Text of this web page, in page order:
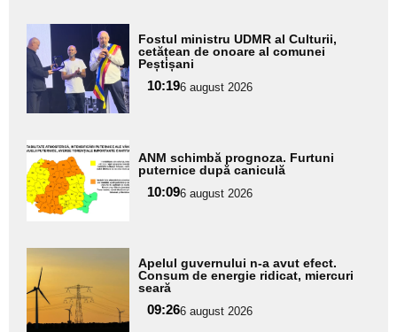
Adaugă
aici textul
pentru
subtitlu
Fostul ministru UDMR al Culturii,
cetățean de onoare al comunei
Peștișani
10:196 august 2026
Adaugă
aici textul
pentru
subtitlu
ANM schimbă prognoza. Furtuni
puternice după caniculă
10:096 august 2026
Adaugă
aici textul
pentru
subtitlu
Apelul guvernului n-a avut efect.
Consum de energie ridicat, miercuri
seară
09:266 august 2026